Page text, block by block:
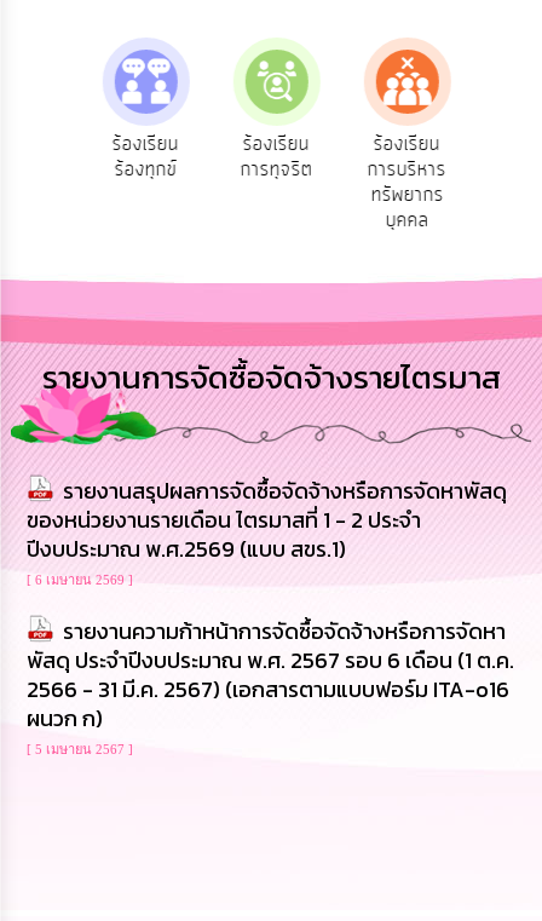
ยุทธศาสตร์/
ทรัพยากร
การ
บริหาร
งาน
การ
ส่ง
เสริม
ความ
โปร่งใส
การ
จัด
ซื้อ
จัด
จ้าง
ร้องเรียน
ร้องทุกข์
ร้องเรียน
การทุจริต
ร้องเรียน
การบริหาร
ทรัพยากร
บุคคล
รายงานการจัดซื้อจัดจ้างรายไตรมาส
รายงานสรุปผลการจัดซื้อจัดจ้างหรือการจัดหาพัสดุ
ของหน่วยงานรายเดือน ไตรมาสที่ 1 - 2 ประจำ
ปีงบประมาณ พ.ศ.2569 (แบบ สขร.1)
[ 6 เมษายน 2569 ]
รายงานความก้าหน้าการจัดซื้อจัดจ้างหรือการจัดหา
พัสดุ ประจำปีงบประมาณ พ.ศ. 2567 รอบ 6 เดือน (1 ต.ค.
2566 - 31 มี.ค. 2567) (เอกสารตามแบบฟอร์ม ITA-o16
ผนวก ก)
[ 5 เมษายน 2567 ]